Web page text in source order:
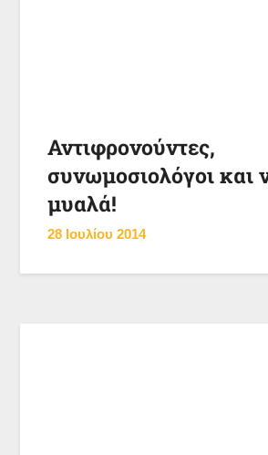
Αντιφρονούντες,
συνωμοσιολόγοι και
μυαλά!
28 Ιουλίου 2014